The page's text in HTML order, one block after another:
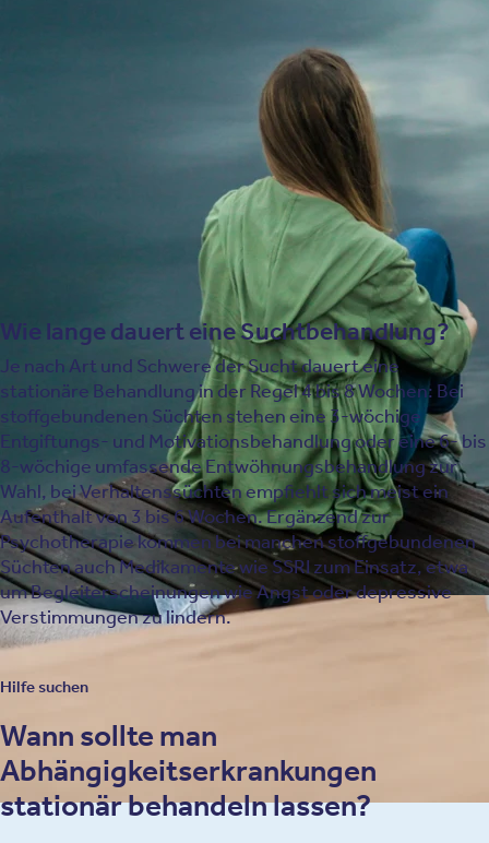
Achtsamkeitsbasierte Psychotherapieverfahren
Biologische Therapieverfahren
Akzeptanz- und Commitment-Therapie
Wie lange dauert eine Suchtbehandlung?
Je nach Art und Schwere der Sucht dauert eine
stationäre Behandlung in der Regel 4 bis 8 Wochen: Bei
stoffgebundenen Süchten stehen eine 3-wöchige
Entgiftungs- und Motivationsbehandlung oder eine 6- bis
8-wöchige umfassende Entwöhnungsbehandlung zur
Wahl, bei Verhaltenssüchten empfiehlt sich meist ein
Aufenthalt von 3 bis 6 Wochen. Ergänzend zur
Psychotherapie kommen bei manchen stoffgebundenen
Süchten auch Medikamente wie SSRI zum Einsatz, etwa
um Begleiterscheinungen wie Angst oder depressive
Verstimmungen zu lindern.
Hilfe suchen
Wann sollte man
Abhängigkeitserkrankungen
stationär behandeln lassen?